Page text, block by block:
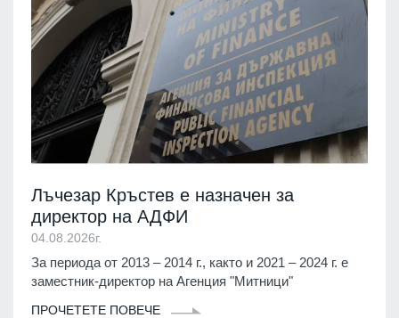
Лъчезар Кръстев е назначен за
директор на АДФИ
04.08.2026г.
За периода от 2013 – 2014 г., както и 2021 – 2024 г. е
заместник-директор на Агенция "Митници"
ПРОЧЕТЕТЕ ПОВЕЧЕ